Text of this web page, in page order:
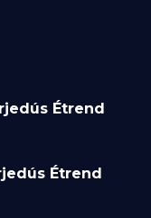
Étrend
Étrend